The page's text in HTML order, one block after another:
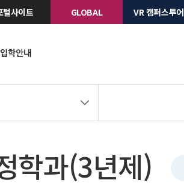
털사이트 GLOBAL VR 캠퍼스투어
학과(3년제)